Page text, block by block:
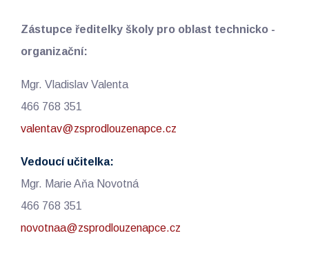
Zástupce ředitelky školy pro oblast technicko -
organizační:
Mgr. Vladislav Valenta
466 768 351
valentav@zsprodlouzenapce.cz
Vedoucí učitelka:
Mgr. Marie Aňa Novotná
466 768 351
novotnaa@zsprodlouzenapce.cz